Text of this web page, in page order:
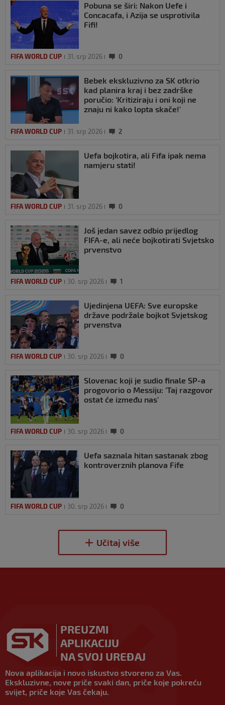
Pobuna se širi: Nakon Uefe i
Concacafa, i Azija se usprotivila
Fifi!
FIFA WORLD CUP 31. srp 2026 0
Bebek ekskluzivno za SK otkrio
kad planira kraj i bez zadrške
poručio: ‘Kritiziraju i oni koji ne
znaju ni kako lopta skače!’
FIFA WORLD CUP 31. srp 2026 2
Uefa bojkotira, ali Fifa ipak nema
namjeru stati!
FIFA WORLD CUP 31. srp 2026 0
Još jedan savez odbio prijedlog
FIFA-e, ali neće bojkotirati Svjetsko
prvenstvo
FIFA WORLD CUP 30. srp 2026 1
Ujedinjena UEFA: Sve europske
države podržale bojkot Svjetskog
prvenstva
FIFA WORLD CUP 30. srp 2026 0
Slovenac koji je sudio finale SP-a
progovorio o Messiju: ‘Taj razgovor
ostat će između nas’
FIFA WORLD CUP 30. srp 2026 0
Uefa saznala hitan sastanak zbog
kontroverznih planova Fife
FIFA WORLD CUP 30. srp 2026 0
PREUZMI
APLIKACIJU
NA SVOJ UREĐAJ
Nova aplikacija i novo iskustvo stvoreno za Vas.
Ekskluzivne, nove priče svaki dan, priče koje pokreću
svijet, priče koje Vas čekaju.